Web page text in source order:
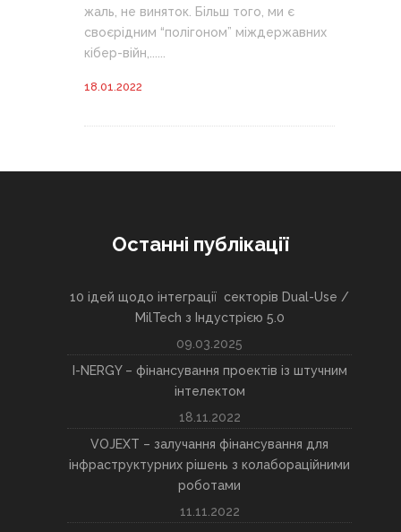
жаль, не виняток. Більш того, ми є
своєрідним “полігоном” міждержавних
кібер-війн,......
18.01.2022
Останні публікації
10 ідей щодо інтеграції секторів Dual-Use /
MilTech з Індустрією 5.0
09.03.2025
I-NERGY – фінансування проектів із штучним
інтелектом
18.11.2022
VOJEXT – залучання фінансування для
інфраструктурних рішень з колабораційними
роботами
11.11.2022